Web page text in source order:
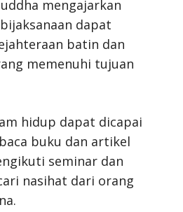
mengajarkan
dapat
batin dan
memenuhi tujuan
hidup dapat dicapai
buku dan artikel
seminar dan
nasihat dari orang